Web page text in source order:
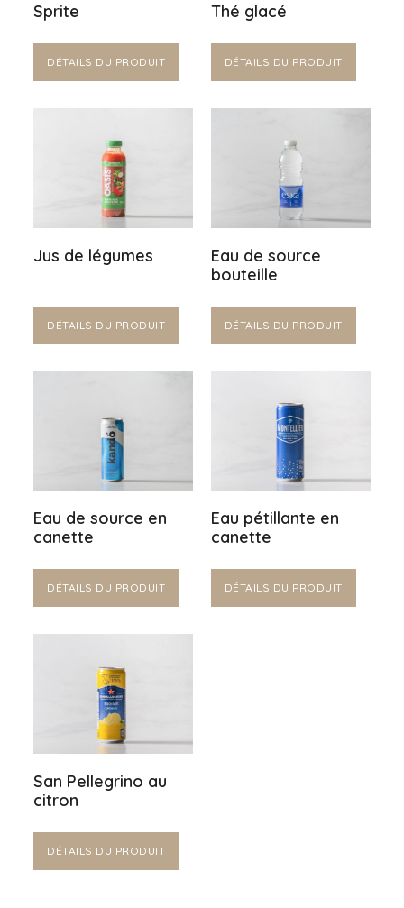
Sprite
DÉTAILS DU PRODUIT
Thé glacé
DÉTAILS DU PRODUIT
Jus de légumes
DÉTAILS DU PRODUIT
Eau de source
bouteille
DÉTAILS DU PRODUIT
Eau de source en
canette
DÉTAILS DU PRODUIT
Eau pétillante en
canette
DÉTAILS DU PRODUIT
San Pellegrino au
citron
DÉTAILS DU PRODUIT